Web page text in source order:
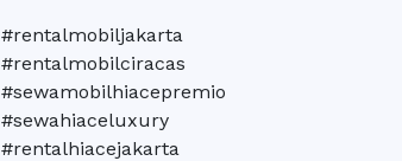
#rentalmobiljakarta
#rentalmobilciracas
#sewamobilhiacepremio
#sewahiaceluxury
#rentalhiacejakarta